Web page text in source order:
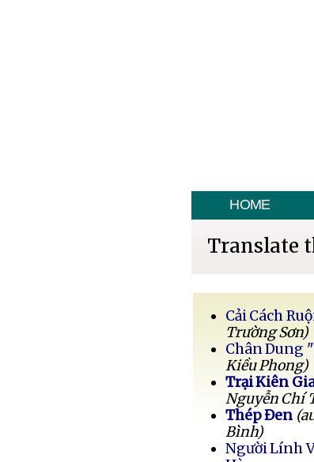
HOME
Translate
Cải Cách
Trường Sơn)
Chân Dung
Kiều Phong)
Trại Kiên
Nguyễn Chí
Thép Đen
Bình)
Người Lính